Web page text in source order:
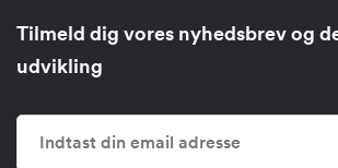
Tilmeld dig vores nyhedsbrev og
udvikling